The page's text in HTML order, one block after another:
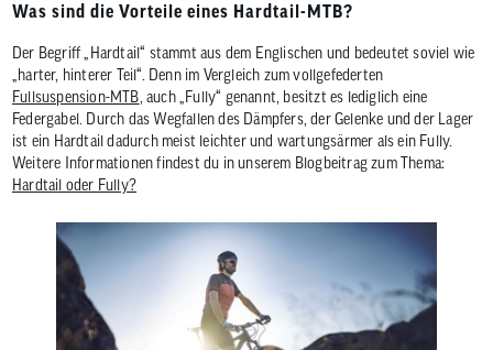
Was sind die Vorteile eines Hardtail-MTB?
Der Begriff „Hardtail“ stammt aus dem Englischen und bedeutet soviel wie
„harter, hinterer Teil“. Denn im Vergleich zum vollgefederten
Fullsuspension-MTB , auch „Fully“ genannt, besitzt es lediglich eine
Federgabel. Durch das Wegfallen des Dämpfers, der Gelenke und der Lager
ist ein Hardtail dadurch meist leichter und wartungsärmer als ein Fully.
Weitere Informationen findest du in unserem Blogbeitrag zum Thema:
Hardtail oder Fully?